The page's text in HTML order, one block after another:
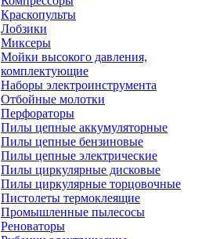
Краскопульты
Лобзики
Миксеры
Мойки высокого давления,
комплектующие
Наборы электроинструмента
Отбойные молотки
Перфораторы
Пилы цепные аккумуляторные
Пилы цепные бензиновые
Пилы цепные электрические
Пилы циркулярные дисковые
Пилы циркулярные торцовочные
Пистолеты термоклеящие
Промышленные пылесосы
Реноваторы